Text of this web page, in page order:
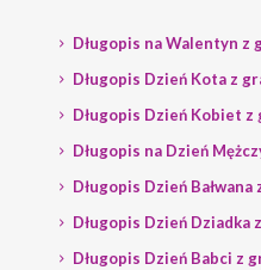
Długopis na Walentyn z
Długopis Dzień Kota z
Długopis Dzień Kobiet z
Długopis na Dzień
Długopis Dzień
Długopis Dzień Dziadka
Długopis Dzień Babci z